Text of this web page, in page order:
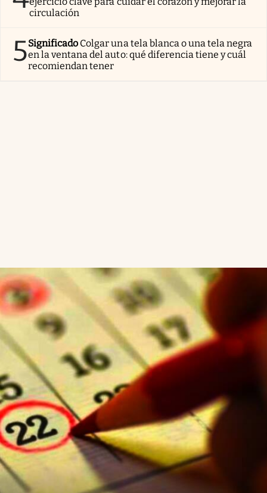
circulación
5Significado Colgar una tela blanca o una tela negra
en la ventana del auto: qué diferencia tiene y cuál
recomiendan tener